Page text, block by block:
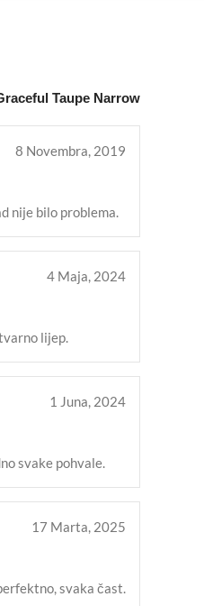
Taupe Narrow
8 Novembra, 2019
nije bilo problema.
4 Maja, 2024
lijep.
1 Juna, 2024
svake pohvale.
17 Marta, 2025
svaka čast.